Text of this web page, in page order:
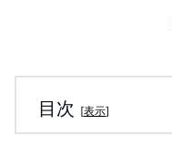
目次 [表示]